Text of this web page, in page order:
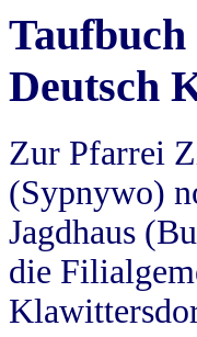
Deutsch
Zur Pfarrei
(Sypnywo)
Jagdhaus
die